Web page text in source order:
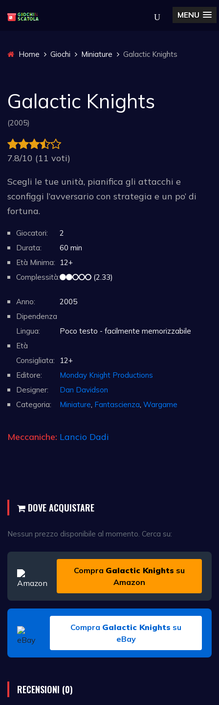
MENU
Home Giochi Miniature Galactic Knights
Galactic Knights
(2005)
7.8/10 (11 voti)
Scegli le tue unità, pianifica gli attacchi e
sconfiggi l’avversario con strategia e un po’ di
fortuna.
Giocatori:
2
Durata:
60 min
Età Minima:
12+
Complessità:
(2.33)
Anno:
2005
Dipendenza
Lingua:
Poco testo - facilmente memorizzabile
Età
Consigliata:
12+
Editore:
Monday Knight Productions
Designer:
Dan Davidson
Categoria:
Miniature Fantascienza Wargame
Meccaniche: Lancio Dadi
DOVE ACQUISTARE
Nessun prezzo disponibile al momento. Cerca su:
Compra Galactic Knights su
Amazon
Compra Galactic Knights su
eBay
RECENSIONI (0)